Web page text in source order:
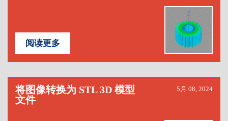
阅读更多
将图像转换为 STL 3D 模型
文件
5月 08, 2024